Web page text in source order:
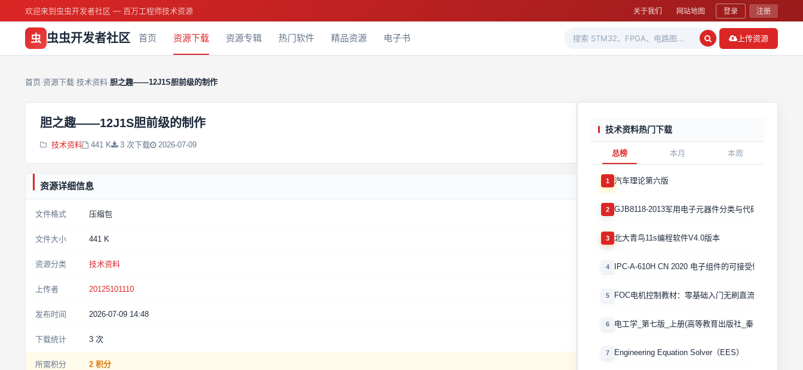
欢迎来到虫虫开发者社区 — 百万工程师技术资源 关于我们 网站地图 登录 注册
虫 虫虫开发者社区 首页 资源下载 资源专辑 热门软件 精品资源 电子书 上传资源
首页›资源下载›技术资料›胆之趣——12J1S胆前级的制作
胆之趣——12J1S胆前级的制作
技术资料 441 K 3 次下载 2026-07-09
资源详细信息
文件格式 压缩包
文件大小 441 K
资源分类 技术资料
上传者 20125101110
发布时间 2026-07-09 14:48
下载统计 3 次
所需积分 2 积分
技术资料热门下载
总榜 本月 本周
1 汽车理论第六版
2 GJB8118-2013军用电子元器件分类与代码
3 北大青鸟11s编程软件V4.0版本
4 IPC-A-610H CN 2020 电子组件的可接受性国际验收标
5 FOC电机控制教材：零基础入门无刷直流电机矢量控
6 电工学_第七版_上册(高等教育出版社_秦曾煌版)
7 Engineering Equation Solver（EES）